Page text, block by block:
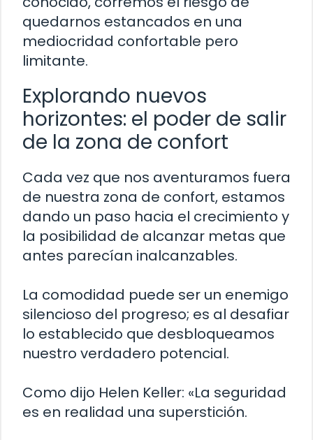
quedarnos estancados en una
mediocridad confortable pero
limitante.
Explorando nuevos
horizontes: el poder de salir
de la zona de confort
Cada vez que nos aventuramos fuera
de nuestra zona de confort, estamos
dando un paso hacia el crecimiento y
la posibilidad de alcanzar metas que
antes parecían inalcanzables.
La comodidad puede ser un enemigo
silencioso del progreso; es al desafiar
lo establecido que desbloqueamos
nuestro verdadero potencial.
Como dijo Helen Keller: «La seguridad
es en realidad una superstición.